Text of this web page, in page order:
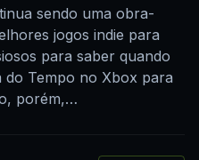
sendo uma obra-
jogos indie para
para saber quando
Tempo no Xbox para
porém,…